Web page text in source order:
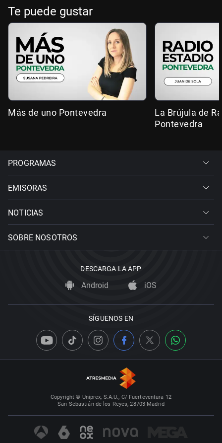
Te puede gustar
Más de uno Pontevedra
La Brújula de
Pontevedra
PROGRAMAS
EMISORAS
NOTICIAS
SOBRE NOSOTROS
DESCARGA LA APP
Android iOS
SÍGUENOS EN
Copyright © Uniprex, S.A.U., C/ Fuerteventura 12
San Sebastián de los Reyes, 28703 Madrid